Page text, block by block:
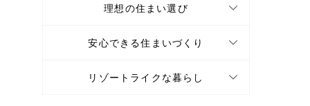
理想の住まい選び
安心できる住まいづくり
リゾートライクな暮らし